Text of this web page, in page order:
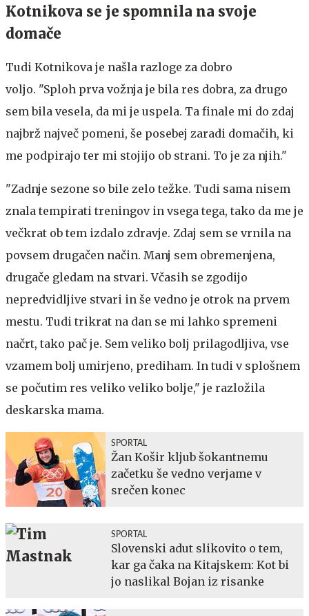
Kotnikova se je spomnila na svoje
domače
Tudi Kotnikova je našla razloge za dobro
voljo. "Sploh prva vožnja je bila res dobra, za drugo
sem bila vesela, da mi je uspela. Ta finale mi do zdaj
najbrž največ pomeni, še posebej zaradi domačih, ki
me podpirajo ter mi stojijo ob strani. To je za njih."
"Zadnje sezone so bile zelo težke. Tudi sama nisem
znala tempirati treningov in vsega tega, tako da me je
večkrat ob tem izdalo zdravje. Zdaj sem se vrnila na
povsem drugačen način. Manj sem obremenjena,
drugače gledam na stvari. Včasih se zgodijo
nepredvidljive stvari in še vedno je otrok na prvem
mestu. Tudi trikrat na dan se mi lahko spremeni
načrt, tako pač je. Sem veliko bolj prilagodljiva, vse
vzamem bolj umirjeno, prediham. In tudi v splošnem
se počutim res veliko veliko bolje," je razložila
deskarska mama.
SPORTAL
Žan Košir kljub šokantnemu
začetku še vedno verjame v
srečen konec
SPORTAL
Slovenski adut slikovito o tem,
kar ga čaka na Kitajskem: Kot bi
jo naslikal Bojan iz risanke